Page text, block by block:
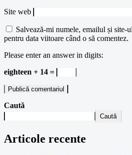
Site web
Salvează-mi numele, emailul și site-
pentru data viitoare când o să comentez.
Please enter an answer in digits:
eighteen + 14 =
Caută
Caută
Articole recente